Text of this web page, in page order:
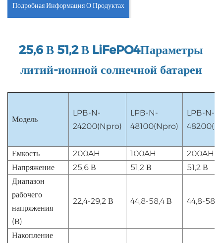
Подробная Информация О Продуктах
25,6 В 51,2 В LiFePO4Параметры
литий-ионной солнечной батареи
Модель
LPB-N-
24200(Npro)
LPB-N-
48100(Npro)
LPB-N-
Емкость 200AH 100AH
200AH
Напряжение
25,6 В 51,2 В
51,2 В
Диапазон
рабочего
напряжения
(В)
22,4-29,2 В 44,8-58,4 В 44,8-
Накопление